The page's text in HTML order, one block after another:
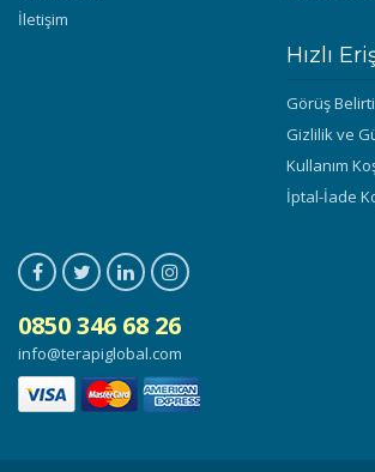
İletişim
Hızlı
Görüş
Gizlilik ve
Kullanım
İptal-İade
0850 346 68 26
info@terapiglobal.com